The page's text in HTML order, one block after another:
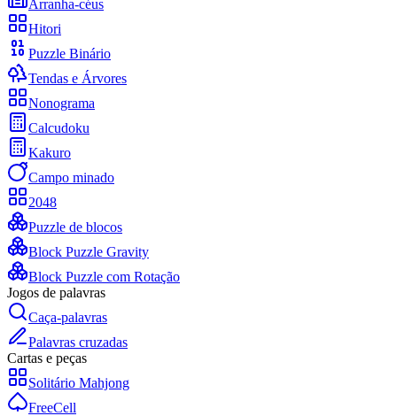
Arranha-céus
Hitori
Puzzle Binário
Tendas e Árvores
Nonograma
Calcudoku
Kakuro
Campo minado
2048
Puzzle de blocos
Block Puzzle Gravity
Block Puzzle com Rotação
Jogos de palavras
Caça-palavras
Palavras cruzadas
Cartas e peças
Solitário Mahjong
FreeCell